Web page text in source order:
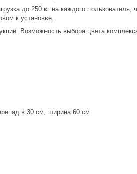
до 250 кг на каждого пользователя,
к установке.
Возможность выбора цвета
в 30 см, ширина 60 см